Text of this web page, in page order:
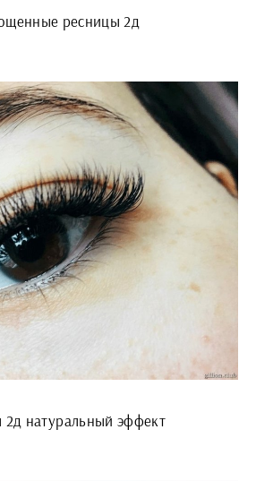
ресницы 2д
2д натуральный эффект